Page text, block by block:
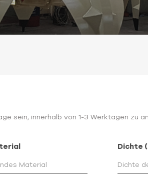
sein, innerhalb von 1-3 Werktagen zu
Dichte